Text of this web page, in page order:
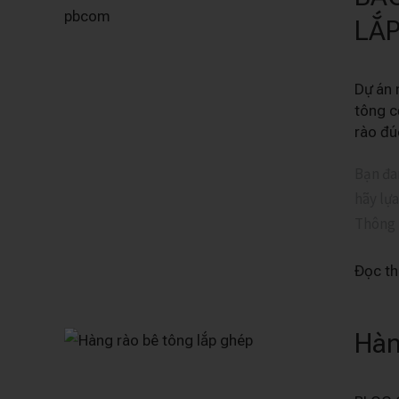
Dự án
tông
rào
GIÁ
THI
TRỌN
GÓI
HÀNG
THÉP
Ở
Đọc
Hàng